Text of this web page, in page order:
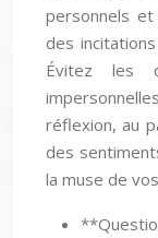
personnels
des
Évitez les
réflexion, au
des
la muse de